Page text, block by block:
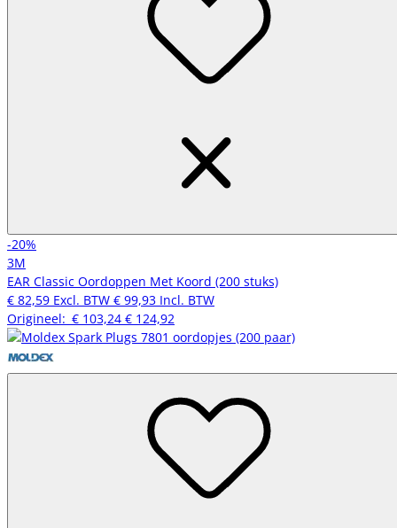
-20%
3M
EAR Classic Oordoppen Met Koord (200 stuks)
€ 82,59 Excl. BTW € 99,93 Incl. BTW
Origineel: € 103,24 € 124,92